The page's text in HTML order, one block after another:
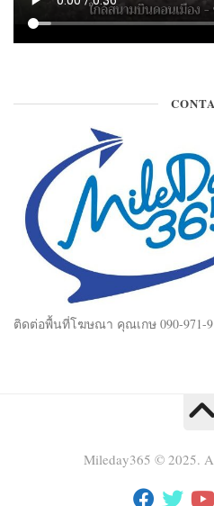
ติดต่อพื้นที่โฆษณา คุณเกษ 090-971-
Mileday365 © 2025.